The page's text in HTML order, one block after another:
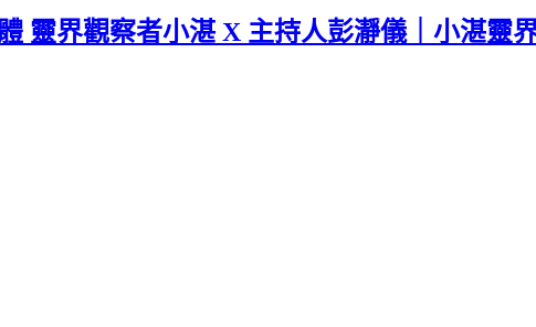
靈界觀察者小湛 X 主持人彭瀞儀｜小湛靈